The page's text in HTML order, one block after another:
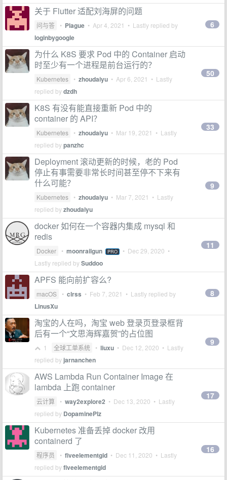
关于 Flutter 适配刘海屏的问题
问与答 • Plague • Apr 4, 2021 • Lastly replied by
loginbygoogle
6
为什么 K8S 要求 Pod 中的 Container 启动
时至少有一个进程是前台运行的？
Kubernetes • zhoudaiyu • Apr 6, 2021 • Lastly
replied bydzdh
50
K8S 有没有能直接重新 Pod 中的
container 的 API？
Kubernetes • zhoudaiyu • Mar 19, 2021 • Lastly
replied bypanzhc
33
Deployment 滚动更新的时候，老的 Pod
停止有事需要非常长时间甚至停不下来有
什么可能？
Kubernetes • zhoudaiyu • Mar 7, 2021 • Lastly
replied byzhoudaiyu
9
docker 如何在一个容器内集成 mysql 和
redis
Docker • moonrailgun PRO • Dec 29, 2020 •
Lastly replied bySuddoo
11
APFS 能向前扩容么?
macOS • clrss • Feb 7, 2021 • Lastly replied by
LinusXu
8
淘宝的人在吗，淘宝 web 登录页登录框背
后有一个“文思海辉嘉贺”的占位图
1 全球工单系统 • liuxu • Dec 12, 2020 • Lastly
replied by jarnanchen
9
AWS Lambda Run Container Image 在
lambda 上跑 container
云计算 • way2explore2 • Dec 13, 2020 • Lastly
replied by DopaminePlz
17
Kubernetes 准备丢掉 docker 改用
containerd 了
程序员 • fiveelementgid • Dec 11, 2020 • Lastly
replied byfiveelementgid
16